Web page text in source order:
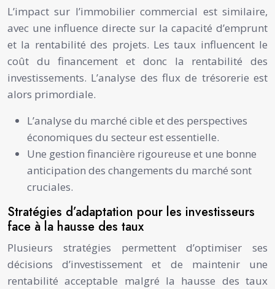
L’impact sur l’immobilier commercial est similaire,
avec une influence directe sur la capacité d’emprunt
et la rentabilité des projets. Les taux influencent le
coût du financement et donc la rentabilité des
investissements. L’analyse des flux de trésorerie est
alors primordiale.
L’analyse du marché cible et des perspectives
économiques du secteur est essentielle.
Une gestion financière rigoureuse et une bonne
anticipation des changements du marché sont
cruciales.
Stratégies d’adaptation pour les investisseurs
face à la hausse des taux
Plusieurs stratégies permettent d’optimiser ses
décisions d’investissement et de maintenir une
rentabilité acceptable malgré la hausse des taux